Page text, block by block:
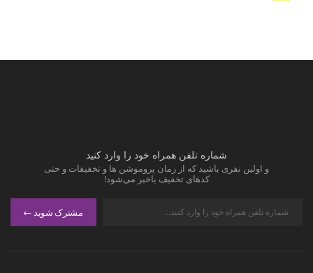
شماره تلفن همراه خود را وارد کنید
و اولین نفری باشید که از زمان پروموشن ها و تخفیفات و حتی
کدهای تخفیف باخبر می‌شود!
مشترک شوید